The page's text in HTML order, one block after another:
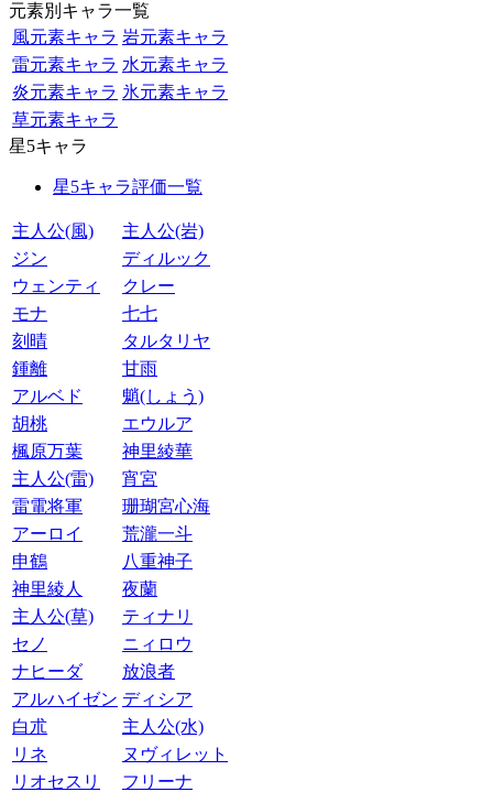
元素別キャラ一覧
風元素キャラ 岩元素キャラ
雷元素キャラ 水元素キャラ
炎元素キャラ 氷元素キャラ
草元素キャラ
星5キャラ
星5キャラ評価一覧
主人公(風)
主人公(岩)
ジン
ディルック
ウェンティ
クレー
モナ
七七
刻晴
タルタリヤ
鍾離
甘雨
アルベド
魈(しょう)
胡桃
エウルア
楓原万葉
神里綾華
主人公(雷)
宵宮
雷電将軍
珊瑚宮心海
アーロイ
荒瀧一斗
申鶴
八重神子
神里綾人
夜蘭
主人公(草)
ティナリ
セノ
ニィロウ
ナヒーダ
放浪者
アルハイゼン ディシア
白朮
主人公(水)
リネ
ヌヴィレット
リオセスリ
フリーナ